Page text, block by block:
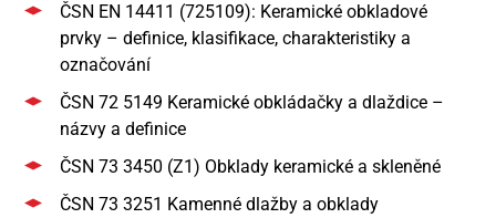
ČSN EN 14411 (725109): Keramické obkladové
prvky – definice, klasifikace, charakteristiky a
označování
ČSN 72 5149 Keramické obkládačky a dlaždice –
názvy a definice
ČSN 73 3450 (Z1) Obklady keramické a skleněné
ČSN 73 3251 Kamenné dlažby a obklady